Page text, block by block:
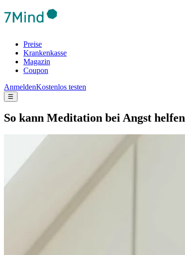
Preise
Krankenkasse
Magazin
Coupon
AnmeldenKostenlos testen
☰
So kann Medi­ta­tion bei Angst helfen